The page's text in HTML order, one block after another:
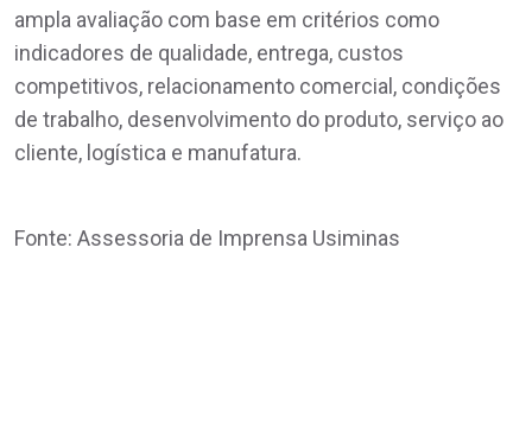
ampla avaliação com base em critérios como
indicadores de qualidade, entrega, custos
competitivos, relacionamento comercial, condições
de trabalho, desenvolvimento do produto, serviço ao
cliente, logística e manufatura.
Fonte: Assessoria de Imprensa Usiminas